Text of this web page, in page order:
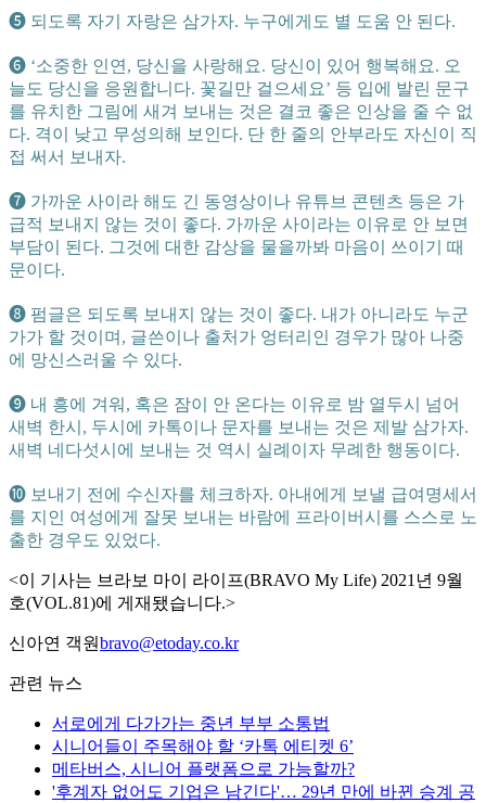
➎ 되도록 자기 자랑은 삼가자. 누구에게도 별 도움 안 된다.
➏ ‘소중한 인연, 당신을 사랑해요. 당신이 있어 행복해요. 오
늘도 당신을 응원합니다. 꽃길만 걸으세요’ 등 입에 발린 문구
를 유치한 그림에 새겨 보내는 것은 결코 좋은 인상을 줄 수 없
다. 격이 낮고 무성의해 보인다. 단 한 줄의 안부라도 자신이 직
접 써서 보내자.
➐ 가까운 사이라 해도 긴 동영상이나 유튜브 콘텐츠 등은 가
급적 보내지 않는 것이 좋다. 가까운 사이라는 이유로 안 보면
부담이 된다. 그것에 대한 감상을 물을까봐 마음이 쓰이기 때
문이다.
➑ 펌글은 되도록 보내지 않는 것이 좋다. 내가 아니라도 누군
가가 할 것이며, 글쓴이나 출처가 엉터리인 경우가 많아 나중
에 망신스러울 수 있다.
➒ 내 흥에 겨워, 혹은 잠이 안 온다는 이유로 밤 열두시 넘어
새벽 한시, 두시에 카톡이나 문자를 보내는 것은 제발 삼가자.
새벽 네다섯시에 보내는 것 역시 실례이자 무례한 행동이다.
➓ 보내기 전에 수신자를 체크하자. 아내에게 보낼 급여명세서
를 지인 여성에게 잘못 보내는 바람에 프라이버시를 스스로 노
출한 경우도 있었다.
<이 기사는 브라보 마이 라이프(BRAVO My Life) 2021년 9월
호(VOL.81)에 게재됐습니다.>
신아연 객원bravo@etoday.co.kr
관련 뉴스
서로에게 다가가는 중년 부부 소통법
시니어들이 주목해야 할 ‘카톡 에티켓 6’
메타버스, 시니어 플랫폼으로 가능할까?
'후계자 없어도 기업은 남긴다'… 29년 만에 바뀐 승계 공